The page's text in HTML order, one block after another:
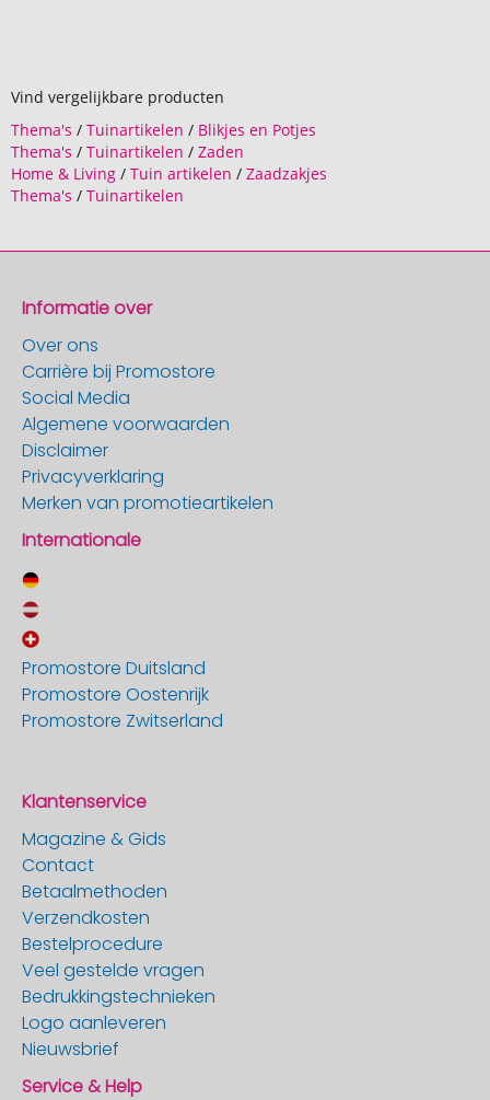
Vind vergelijkbare producten
Thema's / Tuinartikelen / Blikjes en Potjes
Thema's / Tuinartikelen / Zaden
Home & Living / Tuin artikelen / Zaadzakjes
Thema's / Tuinartikelen
Informatie over
Over ons
Carrière bij Promostore
Social Media
Algemene voorwaarden
Disclaimer
Privacyverklaring
Merken van promotieartikelen
Internationale
Promostore Duitsland
Promostore Oostenrijk
Promostore Zwitserland
Klantenservice
Magazine & Gids
Contact
Betaalmethoden
Verzendkosten
Bestelprocedure
Veel gestelde vragen
Bedrukkingstechnieken
Logo aanleveren
Nieuwsbrief
Service & Help